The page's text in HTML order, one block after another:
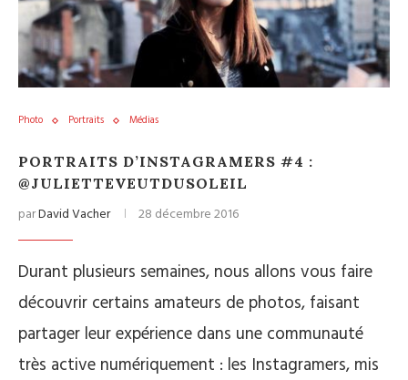
Photo Portraits Médias
PORTRAITS D’INSTAGRAMERS #4 :
@JULIETTEVEUTDUSOLEIL
parDavid Vacher 28 décembre 2016
Durant plusieurs semaines, nous allons vous faire
découvrir certains amateurs de photos, faisant
partager leur expérience dans une communauté
très active numériquement : les Instagramers, mis